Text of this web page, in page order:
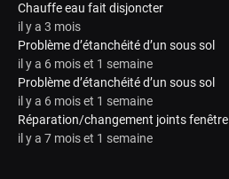
Chauffe eau fait disjoncter
il y a 3 mois
Problème d’étanchéité d’un sous sol
il y a 6 mois et 1 semaine
Problème d’étanchéité d’un sous sol
il y a 6 mois et 1 semaine
Réparation/changement joints fenêtre
il y a 7 mois et 1 semaine